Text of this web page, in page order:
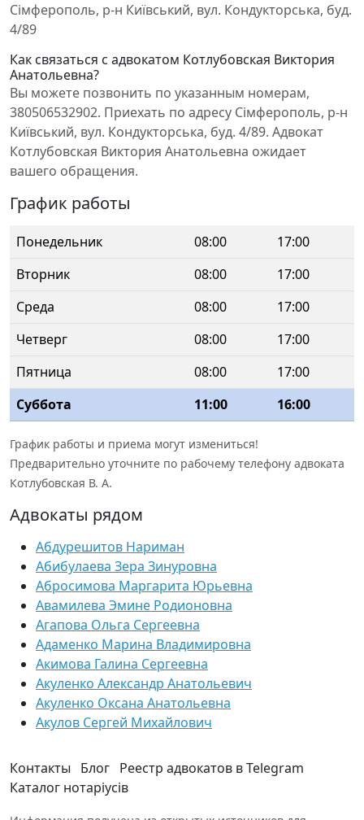
Сімферополь, р-н Київський, вул. Кондукторська, буд.
4/89
Как связаться с адвокатом Котлубовская Виктория
Анатольевна?
Вы можете позвонить по указанным номерам,
380506532902. Приехать по адресу Сімферополь, р-н
Київський, вул. Кондукторська, буд. 4/89. Адвокат
Котлубовская Виктория Анатольевна ожидает
вашего обращения.
График работы
Понедельник 08:00
17:00
Вторник
08:00
17:00
Среда
08:00
17:00
Четверг
08:00
17:00
Пятница
08:00
17:00
Суббота
11:00 16:00
График работы и приема могут измениться!
Предварительно уточните по рабочему телефону адвоката
Котлубовская В. А.
Адвокаты рядом
Абдурешитов Нариман
Абибулаева Зера Зинуровна
Абросимова Маргарита Юрьевна
Авамилева Эмине Родионовна
Агапова Ольга Сергеевна
Адаменко Марина Владимировна
Акимова Галина Сергеевна
Акуленко Александр Анатольевич
Акуленко Оксана Анатольевна
Акулов Сергей Михайлович
Контакты Блог Реестр адвокатов в Telegram
Каталог нотаріусів